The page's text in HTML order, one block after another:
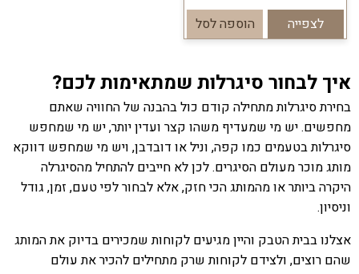
לצפייה הוספה לסל
איך לבחור סיגרלות שמתאימות לכם?
בחירת סיגרלות מתחילה קודם כול בהבנה של החוויה שאתם
מחפשים. יש מי שמעדיף משהו קצר ועדין יותר, יש מי שמחפש
סיגרלות בטעמים כמו קפה, וניל או דובדבן, ויש מי שמחפש דווקא
מותג מוכר מעולם הסיגרים. לכן לא חייבים להתחיל מהסיגרלה
היקרה ביותר או מהמותג הכי חזק, אלא לבחור לפי טעם, זמן, גודל
וניסיון.
אצלנו בבית הטבק והיין מגיעים לקוחות שמכירים בדיוק את המותג
שהם רוצים, ולצידם לקוחות שרק מתחילים להכיר את עולם